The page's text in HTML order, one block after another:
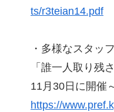
ts/r3teian14.pdf
・多様なスタッ
「誰一人取り残
11月30日に開催
https://